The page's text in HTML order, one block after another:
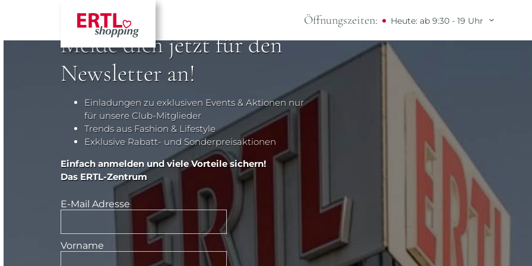
Öffnungszeiten: Heute: ab 9:30 - 19 Uhr
Melde dich jetzt für den
Newsletter an!
Einladungen zu exklusiven Events & Aktionen nur
für unsere Club-Mitglieder
Trends aus Fashion & Lifestyle
Exklusive Rabatt- und Sonderpreisaktionen
Einfach anmelden und viele Vorteile sichern!
Das ERTL-Zentrum
E-Mail Adresse
Vorname